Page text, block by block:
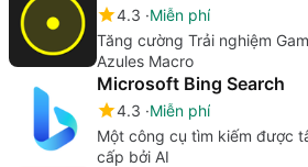
4.3 Miễn phí
Tăng cường Trải nghiệm
Azules Macro
Microsoft Bing Search
4.3 Miễn phí
Một công cụ tìm kiếm được
cấp bởi AI